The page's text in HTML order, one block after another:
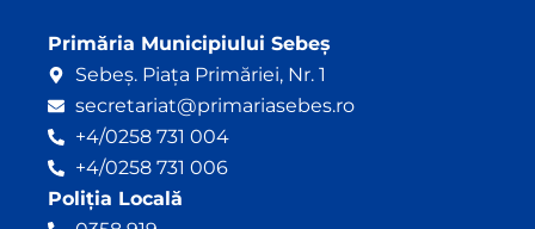
Primăria Municipiului Sebeș
Sebeș. Piața Primăriei, Nr. 1
secretariat@primariasebes.ro
+4/0258 731 004
+4/0258 731 006
Poliția Locală